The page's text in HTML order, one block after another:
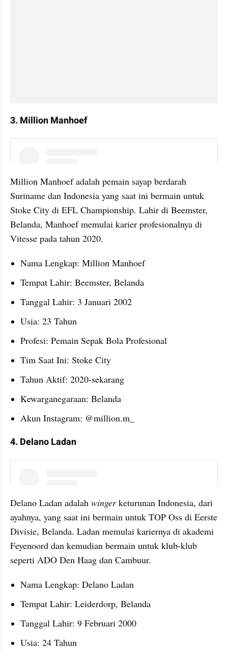
3. Million Manhoef
Million Manhoef adalah pemain sayap berdarah
Suriname dan Indonesia yang saat ini bermain untuk
Stoke City di EFL Championship. Lahir di Beemster,
Belanda, Manhoef memulai karier profesionalnya di
Vitesse pada tahun 2020.
Nama Lengkap: Million Manhoef
Tempat Lahir: Beemster, Belanda
Tanggal Lahir: 3 Januari 2002
Usia: 23 Tahun
Profesi: Pemain Sepak Bola Profesional
Tim Saat Ini: Stoke City
Tahun Aktif: 2020-sekarang
Kewarganegaraan: Belanda
Akun Instagram: @million.m_
4. Delano Ladan
Delano Ladan adalah winger keturunan Indonesia, dari
ayahnya, yang saat ini bermain untuk TOP Oss di Eerste
Divisie, Belanda. Ladan memulai kariernya di akademi
Feyenoord dan kemudian bermain untuk klub-klub
seperti ADO Den Haag dan Cambuur.
Nama Lengkap: Delano Ladan
Tempat Lahir: Leiderdorp, Belanda
Tanggal Lahir: 9 Februari 2000
Usia: 24 Tahun